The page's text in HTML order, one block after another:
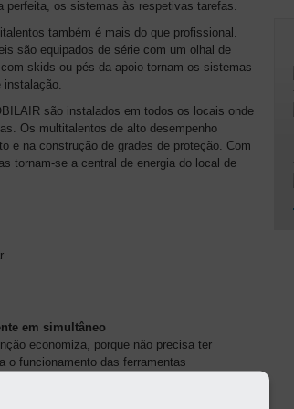
perfeita, os sistemas às respetivas tarefas.
também é mais do que profissional.
são equipados de série com um olhal de
skids ou pés da apoio tornam os sistemas
instalação.
são instalados em todos os locais onde
Os multitalentos de alto desempenho
e na construção de grades de proteção. Com
tornam-se a central de energia do local de
em simultâneo
economiza, porque não precisa ter
o funcionamento das ferramentas
de gases V